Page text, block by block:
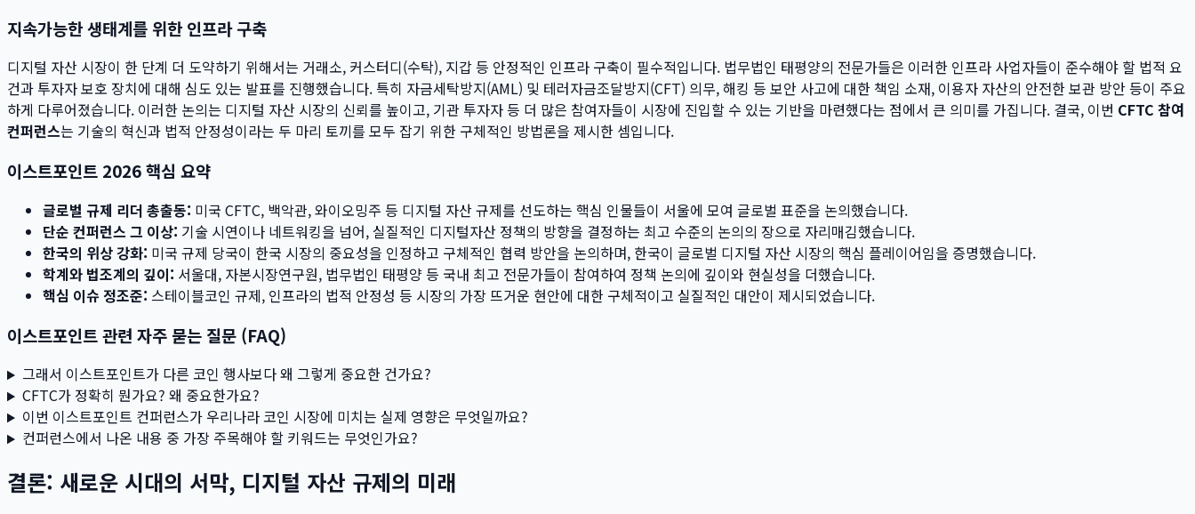
지속가능한 생태계를 위한 인프라 구축
디지털 자산 시장이 한 단계 더 도약하기 위해서는 거래소, 커스터디(수탁), 지갑 등 안정적인 인프라 구축이 필수적입니다. 법무법인 태평양의 전문가들은 이러한 인프라 사업자들이 준수해야 할 법적 요
건과 투자자 보호 장치에 대해 심도 있는 발표를 진행했습니다. 특히 자금세탁방지(AML) 및 테러자금조달방지(CFT) 의무, 해킹 등 보안 사고에 대한 책임 소재, 이용자 자산의 안전한 보관 방안 등이 주요
하게 다루어졌습니다. 이러한 논의는 디지털 자산 시장의 신뢰를 높이고, 기관 투자자 등 더 많은 참여자들이 시장에 진입할 수 있는 기반을 마련했다는 점에서 큰 의미를 가집니다. 결국, 이번 CFTC 참여
컨퍼런스는 기술의 혁신과 법적 안정성이라는 두 마리 토끼를 모두 잡기 위한 구체적인 방법론을 제시한 셈입니다.
이스트포인트 2026 핵심 요약
글로벌 규제 리더 총출동: 미국 CFTC, 백악관, 와이오밍주 등 디지털 자산 규제를 선도하는 핵심 인물들이 서울에 모여 글로벌 표준을 논의했습니다.
단순 컨퍼런스 그 이상: 기술 시연이나 네트워킹을 넘어, 실질적인 디지털자산 정책의 방향을 결정하는 최고 수준의 논의의 장으로 자리매김했습니다.
한국의 위상 강화: 미국 규제 당국이 한국 시장의 중요성을 인정하고 구체적인 협력 방안을 논의하며, 한국이 글로벌 디지털 자산 시장의 핵심 플레이어임을 증명했습니다.
학계와 법조계의 깊이: 서울대, 자본시장연구원, 법무법인 태평양 등 국내 최고 전문가들이 참여하여 정책 논의에 깊이와 현실성을 더했습니다.
핵심 이슈 정조준: 스테이블코인 규제, 인프라의 법적 안정성 등 시장의 가장 뜨거운 현안에 대한 구체적이고 실질적인 대안이 제시되었습니다.
이스트포인트 관련 자주 묻는 질문 (FAQ)
그래서 이스트포인트가 다른 코인 행사보다 왜 그렇게 중요한 건가요?
CFTC가 정확히 뭔가요? 왜 중요한가요?
이번 이스트포인트 컨퍼런스가 우리나라 코인 시장에 미치는 실제 영향은 무엇일까요?
컨퍼런스에서 나온 내용 중 가장 주목해야 할 키워드는 무엇인가요?
결론: 새로운 시대의 서막, 디지털 자산 규제의 미래